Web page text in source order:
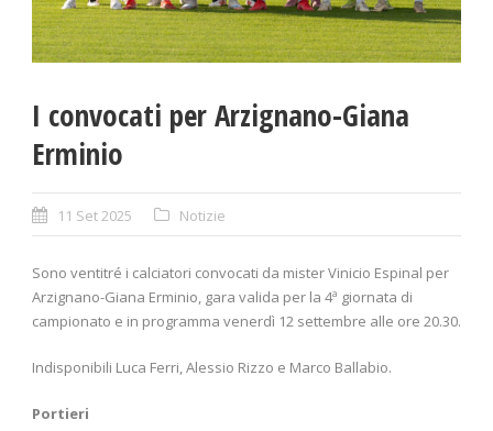
I convocati per Arzignano-Giana
Erminio
11 Set 2025 Notizie
Sono ventitré i calciatori convocati da mister Vinicio Espinal per
Arzignano-Giana Erminio, gara valida per la 4ª giornata di
campionato e in programma venerdì 12 settembre alle ore 20.30.
Indisponibili Luca Ferri, Alessio Rizzo e Marco Ballabio.
Portieri